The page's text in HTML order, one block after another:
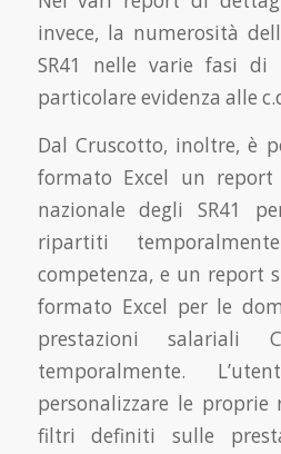
invece, la numerosità
SR41 nelle varie fasi di
particolare evidenza alle
Dal Cruscotto, inoltre, è
formato Excel un
nazionale degli SR41
ripartiti
competenza, e un report
formato Excel per le
prestazioni salariali
temporalmente.
personalizzare le proprie
filtri definiti sulle